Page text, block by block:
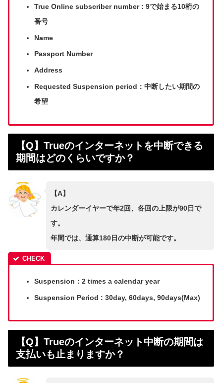
True Online subscriber number : 9で始まる10桁の
番号
Name
Passport Number
Address
Requested Suspension period：中断したい期間の
希望
【Q】Trueのインターネットを中断できる
期間はどのくらいですか？
【A】
カレンダーイヤーで年2回、各回の上限が90日で
す。
年間では、通算180日の中断が可能です。
Suspension：2 times a calendar year
Suspension Period : 30day, 60days, 90days(Max)
【Q】Trueのインターネット中断の期間は
支払いも止まりますか？